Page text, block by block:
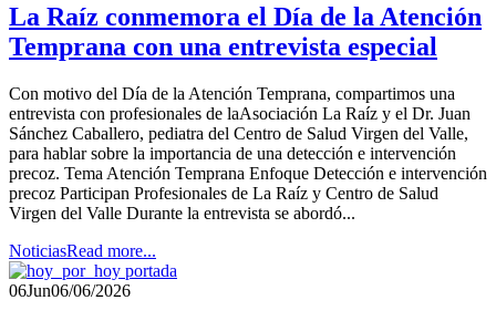
La Raíz conmemora el Día de la Atención
Temprana con una entrevista especial
Con motivo del Día de la Atención Temprana, compartimos una
entrevista con profesionales de laAsociación La Raíz y el Dr. Juan
Sánchez Caballero, pediatra del Centro de Salud Virgen del Valle,
para hablar sobre la importancia de una detección e intervención
precoz. Tema Atención Temprana Enfoque Detección e intervención
precoz Participan Profesionales de La Raíz y Centro de Salud
Virgen del Valle Durante la entrevista se abordó...
NoticiasRead more...
06Jun06/06/2026